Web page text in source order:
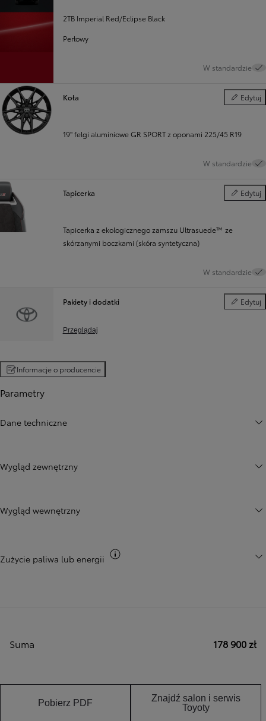
2TB Imperial Red/Eclipse Black
Perłowy
W standardzie
Koła Edytuj
Koła
19" felgi aluminiowe GR SPORT z oponami 225/45 R19
W standardzie
Tapicerka Edytuj
Tapicerka
Tapicerka z ekologicznego zamszu Ultrasuede™ ze
skórzanymi boczkami (skóra syntetyczna)
W standardzie
Pakiety i dodatki Edytuj
Pakiety i
Przeglądaj
Informacje o producencie
Parametry
Dane techniczne
Wygląd zewnętrzny
Wygląd wewnętrzny
Zużycie paliwa lub energii
Suma 178 900 zł
Pobierz PDF
Znajdź salon i serwis
Toyoty